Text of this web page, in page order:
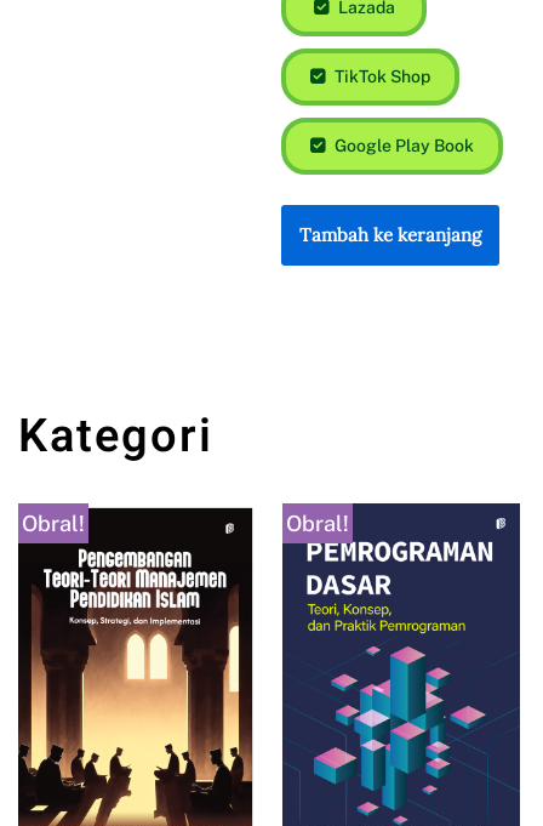
Lazada
TikTok Shop
Google Play Book
Tambah ke keranjang
Kategori
Obral! Obral!